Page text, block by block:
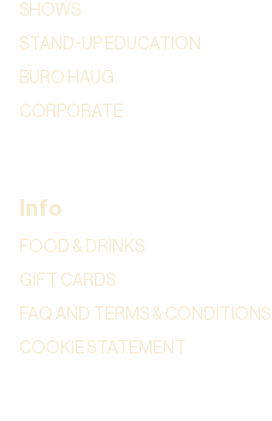
SHOWS
STAND-UP EDUCATION
BURO HAUG
CORPORATE
Info
FOOD & DRINKS
GIFT CARDS
FAQ AND TERMS & CONDITIONS
COOKIE STATEMENT